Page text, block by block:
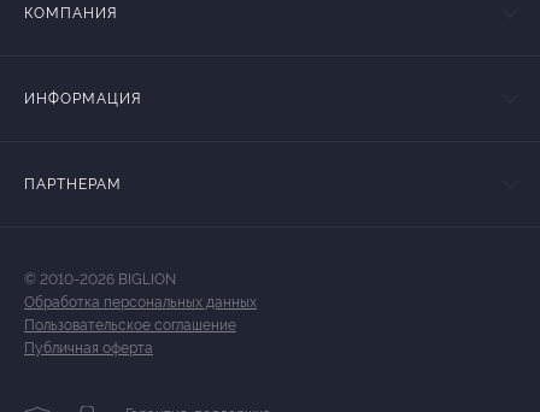
КОМПАНИЯ
ИНФОРМАЦИЯ
ПАРТНЕРАМ
© 2010-2026 BIGLION
Обработка персональных данных
Пользовательское соглашение
Публичная оферта